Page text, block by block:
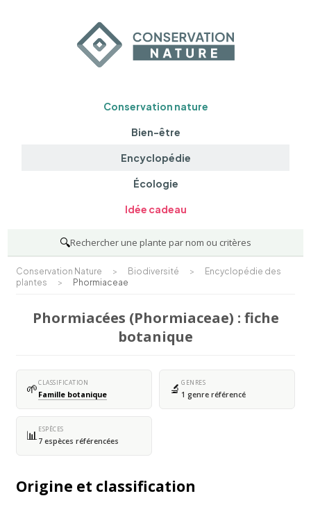
Conservation nature
Bien-être
Encyclopédie
Écologie
Idée cadeau
🔍Rechercher une plante par nom ou critères
Conservation Nature > Biodiversité >
Encyclopédie des
plantes
> Phormiaceae
Phormiacées (Phormiaceae) : fiche
botanique
🌱CLASSIFICATION
Famille botanique 🔬 GENRES
1 genre référencé
📊ESPÈCES
7 espèces référencées
Origine et classification